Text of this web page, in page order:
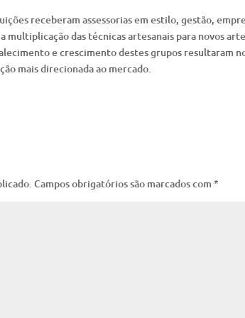
receberam assessorias em estilo, gestão,
das técnicas artesanais para novos
e crescimento destes grupos resultaram
mais direcionada ao mercado.
Campos obrigatórios são marcados com *